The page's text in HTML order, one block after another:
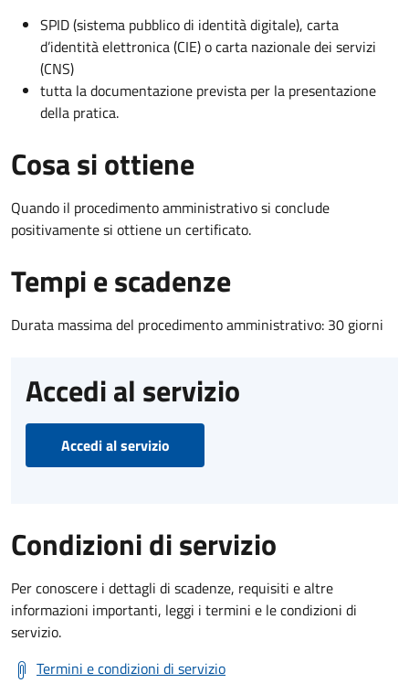
SPID (sistema pubblico di identità digitale), carta
d’identità elettronica (CIE) o carta nazionale dei servizi
(CNS)
tutta la documentazione prevista per la presentazione
della pratica.
Cosa si ottiene
Quando il procedimento amministrativo si conclude
positivamente si ottiene un certificato.
Tempi e scadenze
Durata massima del procedimento amministrativo: 30 giorni
Accedi al servizio
Accedi al servizio
Condizioni di servizio
Per conoscere i dettagli di scadenze, requisiti e altre
informazioni importanti, leggi i termini e le condizioni di
servizio.
Termini e condizioni di servizio